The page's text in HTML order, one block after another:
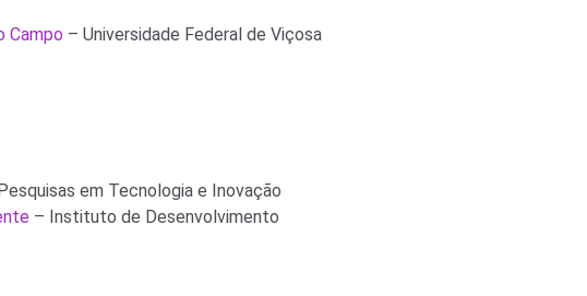
Campo – Universidade Federal de Viçosa
em Tecnologia e Inovação
– Instituto de Desenvolvimento